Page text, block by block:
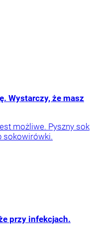
Wystarczy, że masz
możliwe. Pyszny sok
sokowirówki.
przy infekcjach.